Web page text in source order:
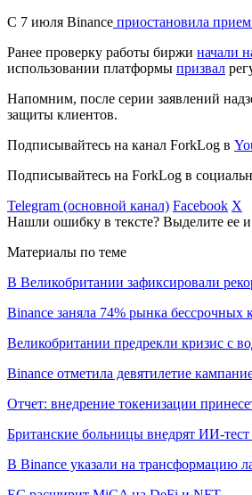
С 7 июля Binance приостановила
Ранее проверку работы биржи начали
использовании платформы призвал
Напомним, после серии заявлений
защиты клиентов.
Подписывайтесь на канал ForkLog в
Подписывайтесь на ForkLog в
Telegram (основной канал) Facebook X
Нашли ошибку в тексте? Выделите ее
Материалы по теме
В Великобритании зафиксировали
Binance заняла 74% рынка бессрочных
Великобритании предрекли кризис с
Binance отметила девятилетие
Отчет: внедрение токенизации
Британские больницы внедрят ИИ-
В Binance указали на трансформацию